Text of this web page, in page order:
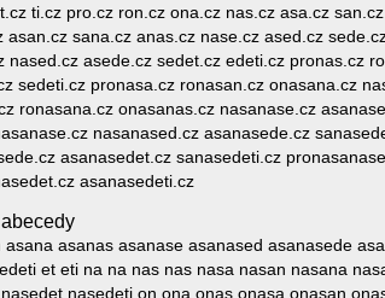
ti.cz pro.cz ron.cz ona.cz nas.cz asa.cz
sana.cz anas.cz nase.cz ased.cz
asede.cz sedet.cz edeti.cz pronas.cz
sedeti.cz pronasa.cz ronasan.cz onasana.cz
ronasana.cz onasanas.cz nasanase.cz
nasanased.cz asanasede.cz
asanasedet.cz sanasedeti.cz
asanasedeti.cz
asanas asanase asanased asanasede
et eti na na nas nas nasa nasan nasana
nasedeti on ona onas onasa onasan